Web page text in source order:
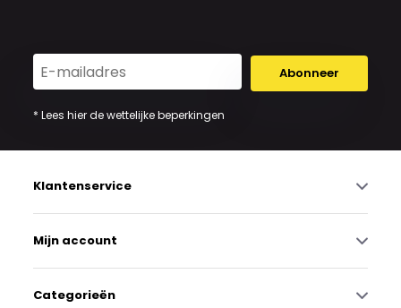
Abonneer
* Lees hier de wettelijke beperkingen
Klantenservice
Mijn account
Categorieën